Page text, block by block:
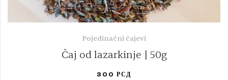
Pojedinačni čajevi
Čaj od lazarkinje | 50g
300 РСД